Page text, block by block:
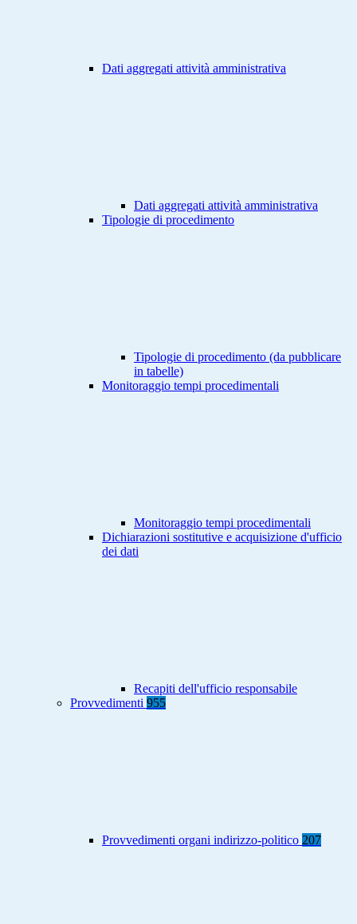
Dati aggregati attività amministrativa
Dati aggregati attività amministrativa
Tipologie di procedimento
Tipologie di procedimento (da pubblicare
in tabelle)
Monitoraggio tempi procedimentali
Monitoraggio tempi procedimentali
Dichiarazioni sostitutive e acquisizione d'ufficio
dei dati
Recapiti dell'ufficio responsabile
Provvedimenti 955
Provvedimenti organi indirizzo-politico 207